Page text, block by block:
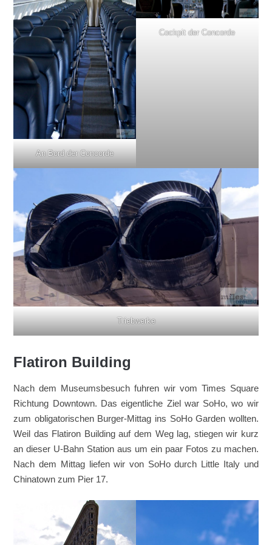
An Bord der Concorde
Cockpit der Concorde
Triebwerke
Flatiron Building
Nach dem Museumsbesuch fuhren wir vom Times Square
Richtung Downtown. Das eigentliche Ziel war SoHo, wo wir
zum obligatorischen Burger-Mittag ins SoHo Garden wollten.
Weil das Flatiron Building auf dem Weg lag, stiegen wir kurz
an dieser U-Bahn Station aus um ein paar Fotos zu machen.
Nach dem Mittag liefen wir von SoHo durch Little Italy und
Chinatown zum Pier 17.